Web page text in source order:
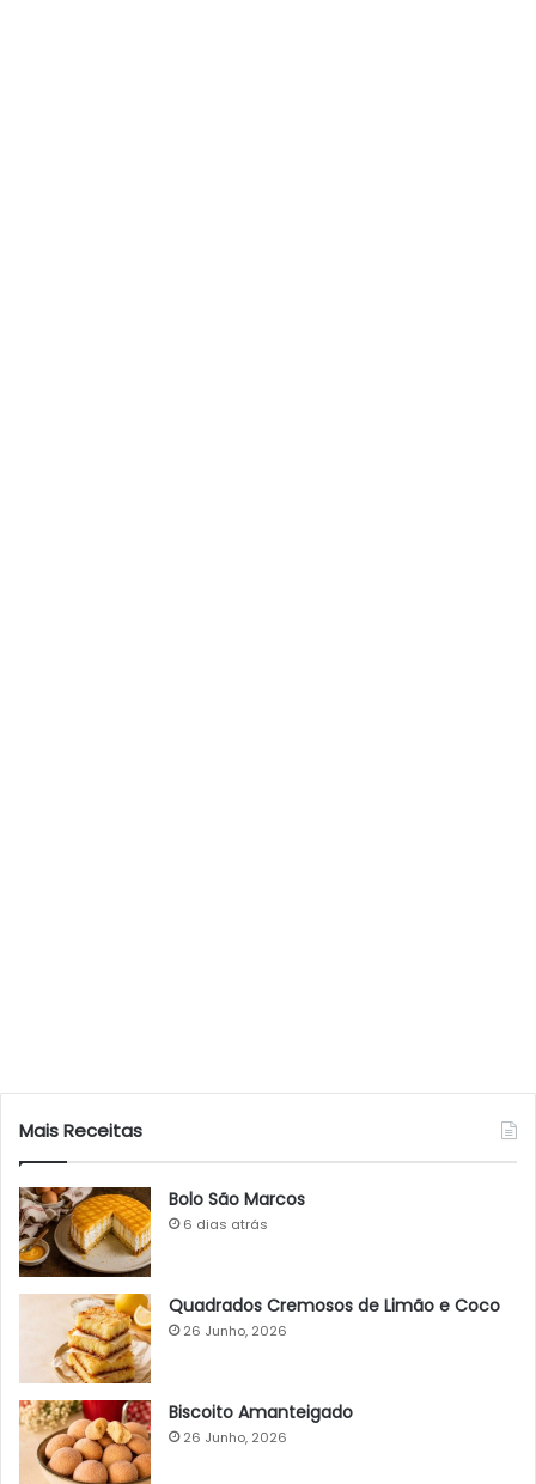
Mais Receitas
Bolo São Marcos
6 dias atrás
Quadrados Cremosos de Limão e Coco
26 Junho, 2026
Biscoito Amanteigado
26 Junho, 2026